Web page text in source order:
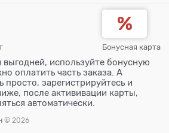
Бонусная карта
используйте бонусную
оплатить часть заказа. А
просто, зарегистрируйтесь и
после актививации карты,
автоматически.
© 2026